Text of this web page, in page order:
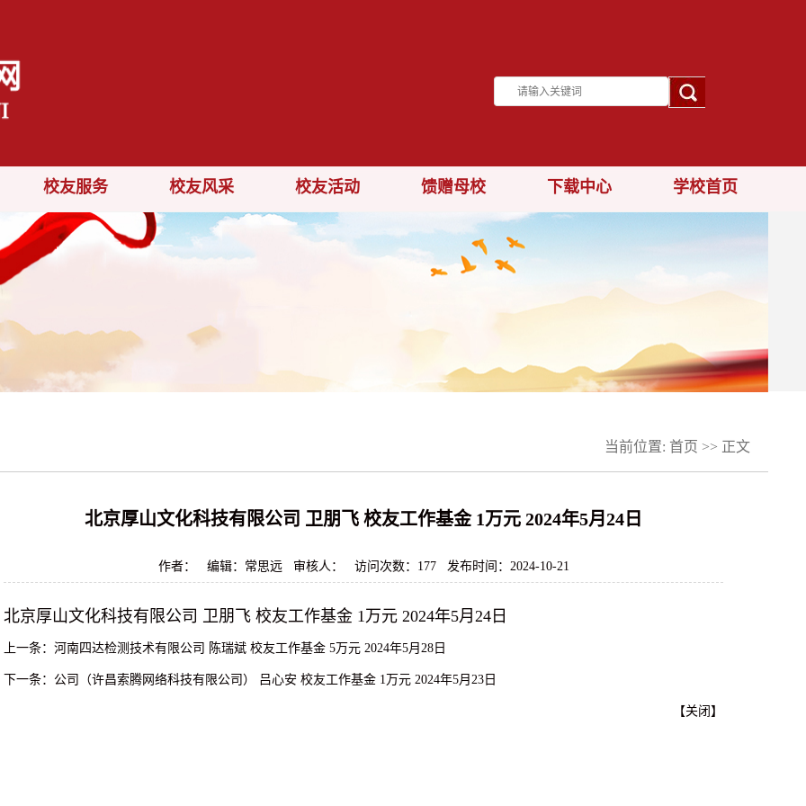
校友服务 校友风采 校友活动 馈赠母校 下载中心 学校首页
当前位置: 首页 >> 正文
北京厚山文化科技有限公司 卫朋飞 校友工作基金 1万元 2024年5月24日
作者： 编辑：常思远 审核人： 访问次数： 177发布时间：2024-10-21
北京厚山文化科技有限公司 卫朋飞 校友工作基金 1万元 2024年5月24日
上一条： 河南四达检测技术有限公司 陈瑞斌 校友工作基金 5万元 2024年5月28日
下一条： 公司（许昌索腾网络科技有限公司） 吕心安 校友工作基金 1万元 2024年5月23日
【关闭 】